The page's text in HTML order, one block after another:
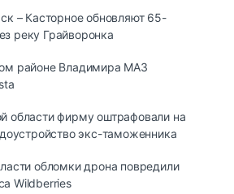
– Касторное обновляют 65-
реку Грайворонка
районе Владимира МАЗ
области фирму оштрафовали на
экс-таможенника
обломки дрона повредили
Wildberries